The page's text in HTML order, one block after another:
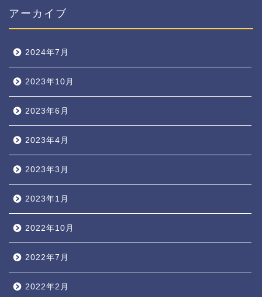
アーカイブ
2024年7月
2023年10月
2023年6月
2023年4月
2023年3月
2023年1月
2022年10月
2022年7月
2022年2月